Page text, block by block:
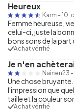
Heureux
Karm - 10.
Femme heureuse,
celui-ci, juste la
bons sons de la part
Achat vérifié
Je n'en
Nainen23 -
Une chose bruyante.
l'impression que
taille et la couleur
Achat vérifié